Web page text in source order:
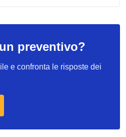
preventivo?
e confronta le risposte dei